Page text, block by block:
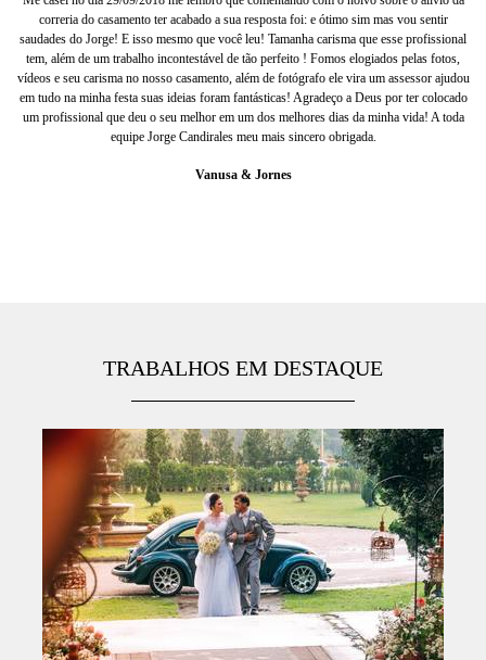
correria do casamento ter acabado a sua resposta foi: e ótimo sim mas vou sentir
saudades do Jorge! E isso mesmo que você leu! Tamanha carisma que esse profissional
tem, além de um trabalho incontestável de tão perfeito ! Fomos elogiados pelas fotos,
vídeos e seu carisma no nosso casamento, além de fotógrafo ele vira um assessor ajudou
em tudo na minha festa suas ideias foram fantásticas! Agradeço a Deus por ter colocado
um profissional que deu o seu melhor em um dos melhores dias da minha vida! A toda
equipe Jorge Candirales meu mais sincero obrigada.
Vanusa & Jornes
TRABALHOS EM DESTAQUE